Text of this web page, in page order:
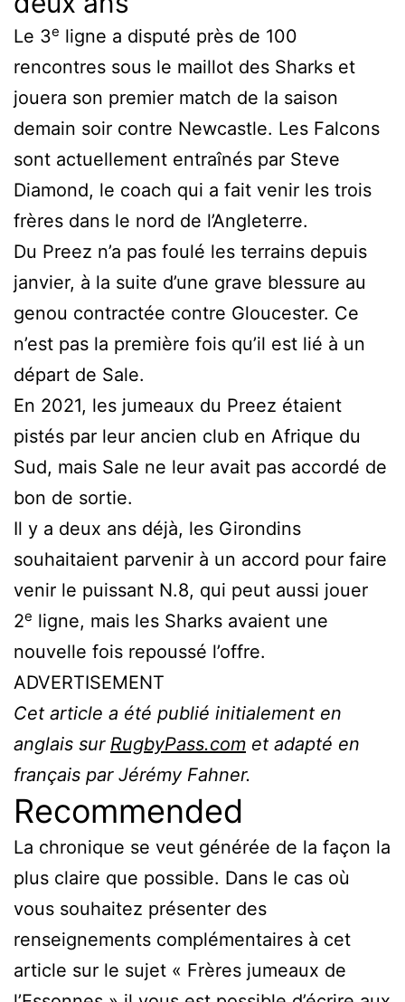
Le 3e ligne a disputé près de 100
rencontres sous le maillot des Sharks et
jouera son premier match de la saison
demain soir contre Newcastle. Les Falcons
sont actuellement entraînés par Steve
Diamond, le coach qui a fait venir les trois
frères dans le nord de l’Angleterre.
Du Preez n’a pas foulé les terrains depuis
janvier, à la suite d’une grave blessure au
genou contractée contre Gloucester. Ce
n’est pas la première fois qu’il est lié à un
départ de Sale.
En 2021, les jumeaux du Preez étaient
pistés par leur ancien club en Afrique du
Sud, mais Sale ne leur avait pas accordé de
bon de sortie.
Il y a deux ans déjà, les Girondins
souhaitaient parvenir à un accord pour faire
venir le puissant N.8, qui peut aussi jouer
2e ligne, mais les Sharks avaient une
nouvelle fois repoussé l’offre.
ADVERTISEMENT
Cet article a été publié initialement en
anglais sur RugbyPass.com et adapté en
français par Jérémy Fahner.
Recommended
La chronique se veut générée de la façon la
plus claire que possible. Dans le cas où
vous souhaitez présenter des
renseignements complémentaires à cet
article sur le sujet « Frères jumeaux de